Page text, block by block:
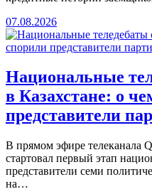
07.08.2026
Национальные
в Казахстане: о
представители
В прямом эфире телеканала
стартовал первый этап
представители семи
на…